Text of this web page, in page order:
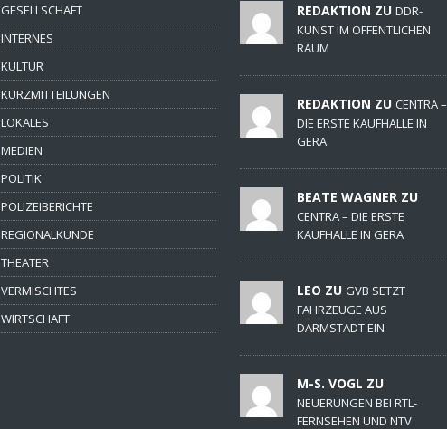
GESELLSCHAFT
INTERNES
KULTUR
KURZMITTEILUNGEN
LOKALES
MEDIEN
POLITIK
POLIZEIBERICHTE
REGIONALKUNDE
THEATER
VERMISCHTES
WIRTSCHAFT
REDAKTION ZU DDR-
KUNST IM ÖFFENTLICHEN
RAUM
REDAKTION ZU CENTRA –
DIE ERSTE KAUFHALLE IN
GERA
BEATE WAGNER ZU
CENTRA – DIE ERSTE
KAUFHALLE IN GERA
LEO ZU GVB SETZT
FAHRZEUGE AUS
DARMSTADT EIN
M-S. VOGL ZU
NEUERUNGEN BEI RTL-
FERNSEHEN UND NTV